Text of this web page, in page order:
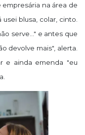
na área de
blusa, colar, cinto.
serve..." e antes que
devolve mais", alerta.
e ainda emenda "eu